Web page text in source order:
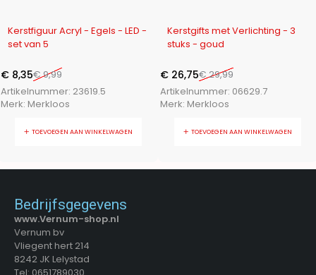
-16%
Kerstfiguur Acryl - Egels - LED -
set van 5
€9,99
€ 8,35
Artikelnummer: 23619.5
Merk: Merkloos
TOEVOEGEN AAN WINKELWAGEN
-11%
Kerstgifts met Verlichting - 3
stuks - goud
€29,99
€ 26,75
Artikelnummer: 06629.7
Merk: Merkloos
TOEVOEGEN AAN WINKELWAGEN
Bedrijfsgegevens
www.Vernum-shop.nl
Vernum bv
Vliegent hert 214
8242 JK Lelystad